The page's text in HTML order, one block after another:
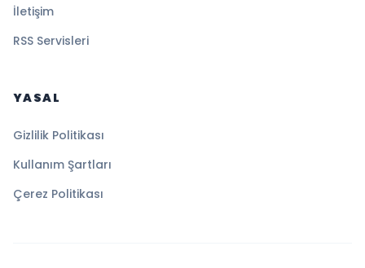
İletişim
RSS Servisleri
YASAL
Gizlilik Politikası
Kullanım Şartları
Çerez Politikası